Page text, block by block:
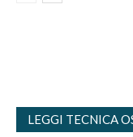
LEGGI TECNICA